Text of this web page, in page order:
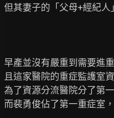
但其妻子的「父母+經紀人
早產並沒有嚴重到需要進
且這家醫院的重症監護室
為了資源分流醫院分了第
而裴勇俊佔了第一重症室